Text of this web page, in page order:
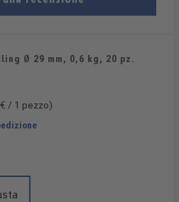
Ø 29 mm, 0,6 kg, 20 pz.
/ 1 pezzo)